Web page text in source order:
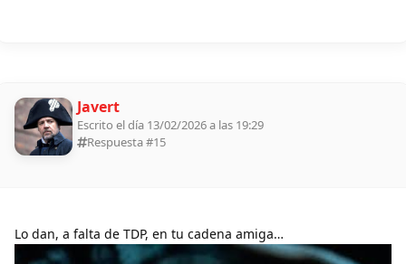
Javert
Escrito el día 13/02/2026 a las 19:29
Respuesta #15
Lo dan, a falta de TDP, en tu cadena amiga…